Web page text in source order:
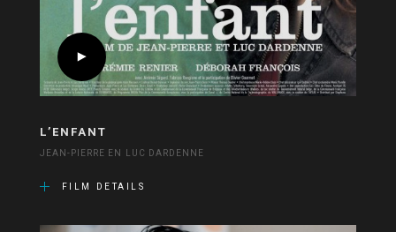
L’ENFANT
JEAN-PIERRE EN LUC DARDENNE
FILM DETAILS